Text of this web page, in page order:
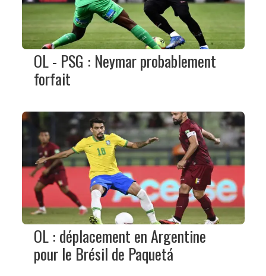
OL - PSG : Neymar probablement
forfait
OL : déplacement en Argentine
pour le Brésil de Paquetá